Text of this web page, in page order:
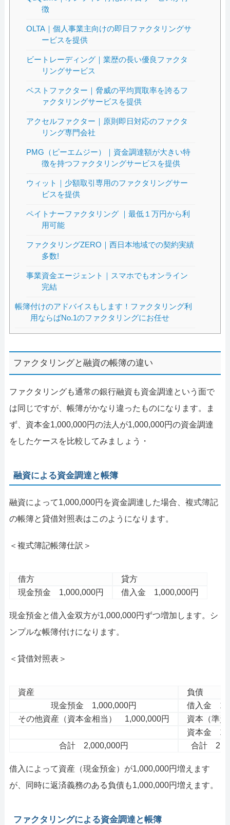
徴
OLTA｜個人事業主向けの即日ファクタリングサ
ービスを提供
ビートレーディング｜業歴の長い優良ファクタ
リングサービス
ベストファクター｜脅威の平均買取率を誇るフ
ァクタリングサービスを提供
アクセルファクター｜原則即日対応のファクタ
リング専門会社
PMG（ピーエムジー）｜資金調達額が大きい特
徴を持つファクタリングサービスを提供
ウィット｜少額取引専用のファクタリングサー
ビスを提供
ペイトナーファクタリング ｜最低１万円から利
用可能
ファクタリングZERO｜西日本地域での契約実績
多数!
事業資金エージェント｜スマホでもオンライン
完結
帳簿付けのアドバイスもします！ファクタリング利
用ならばNo.1のファクタリングにお任せ
ファクタリングと融資の帳簿の違い
ファクタリングも通常の銀行融資も資金調達という面で
は同じですが、帳簿がかなり違ったものになります。ま
ず、資本金1,000,000円の法人が1,000,000円の資金調達
をしたケースを比較してみましょう・
融資による資金調達と帳簿
融資によって1,000,000円を資金調達した場合、複式簿記
の帳簿と貸借対照表はこのようになります。
＜複式簿記帳簿仕訳＞
借方
貸方
現金預金 1,000,000円
借入金 1,000,000円
現金預金と借入金双方が1,000,000円ずつ増加します。シ
ンプルな帳簿付けになります。
＜貸借対照表＞
資産
負債
現金預金 1,000,000円
借入金
その他資産（資本金相当） 1,000,000円
資本（準資
資本金
合計 2,000,000円
合計
借入によって資産（現金預金）が1,000,000円増えます
が、同時に返済義務のある負債も1,000,000円増えます。
ファクタリングによる資金調達と帳簿